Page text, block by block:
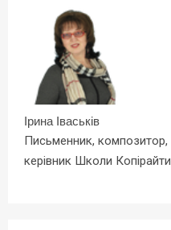
Ірина Іваськів
Письменник, композитор,
керівник Школи